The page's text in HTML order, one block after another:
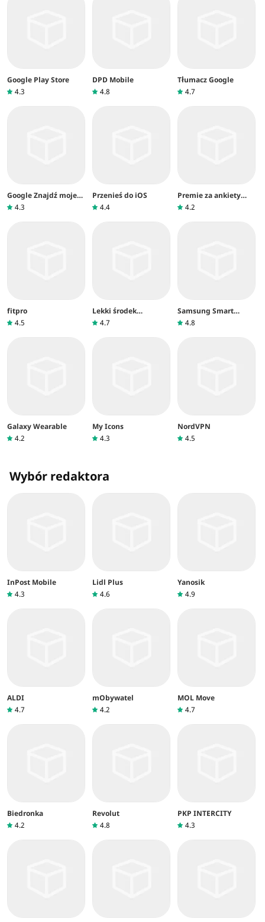
Google Play Store
4.3
DPD Mobile
4.8
Tłumacz Google
4.7
Google Znajdź moje
urządzenie
4.3
Przenieś do iOS
4.4
Premie za ankiety
Google
4.2
fitpro
4.5
Lekki środek
czyszczący
4.7
Samsung Smart
Switch Mobile
4.8
Galaxy Wearable
4.2
My Icons
4.3
NordVPN
4.5
Wybór redaktora
InPost Mobile
4.3
Lidl Plus
4.6
Yanosik
4.9
ALDI
4.7
mObywatel
4.2
MOL Move
4.7
Biedronka
4.2
Revolut
4.8
PKP INTERCITY
4.3